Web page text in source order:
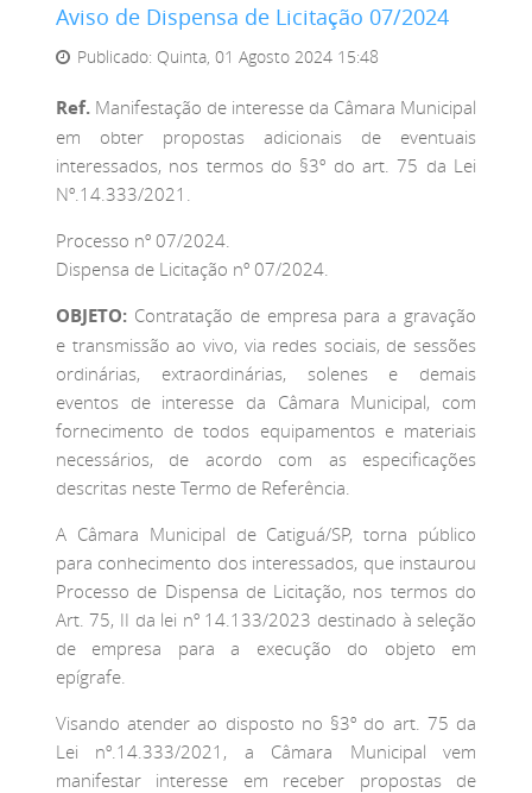
Aviso de Dispensa de Licitação 07/2024
Publicado: Quinta, 01 Agosto 2024 15:48
Ref.Manifestação de interesse da Câmara Municipal
em obter propostas adicionais de eventuais
interessados, nos termos do §3º do art. 75 da Lei
Nº.14.333/2021.
Processo nº 07/2024.
Dispensa de Licitação nº 07/2024.
OBJETO:Contratação de empresa para a gravação
e transmissão ao vivo, via redes sociais, de sessões
ordinárias, extraordinárias, solenes e demais
eventos de interesse da Câmara Municipal, com
fornecimento de todos equipamentos e materiais
necessários, de acordo com as especificações
descritas neste Termo de Referência.
A Câmara Municipal de Catiguá/SP, torna público
para conhecimento dos interessados, que instaurou
Processo de Dispensa de Licitação, nos termos do
Art. 75, II da lei nº 14.133/2023 destinado à seleção
de empresa para a execução do objeto em
epígrafe.
Visando atender ao disposto no §3º do art. 75 da
Lei nº.14.333/2021, a Câmara Municipal vem
manifestar interesse em receber propostas de